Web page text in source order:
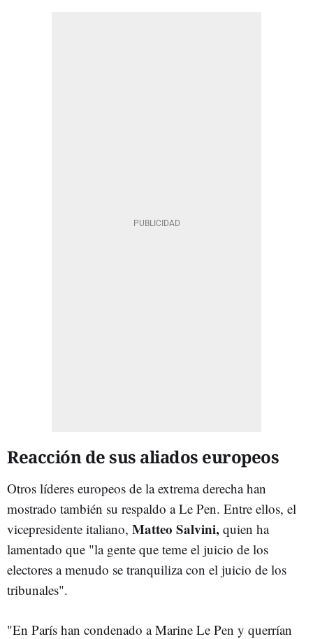
Reacción de sus aliados europeos
Otros líderes europeos de la extrema derecha han
mostrado también su respaldo a Le Pen. Entre ellos, el
vicepresidente italiano, Matteo Salvini, quien ha
lamentado que "la gente que teme el juicio de los
electores a menudo se tranquiliza con el juicio de los
tribunales".
"En París han condenado a Marine Le Pen y querrían